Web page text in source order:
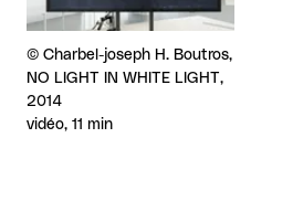
Droits réservés :
© Charbel-joseph H. Boutros,
NO LIGHT IN WHITE LIGHT,
2014
vidéo, 11 min